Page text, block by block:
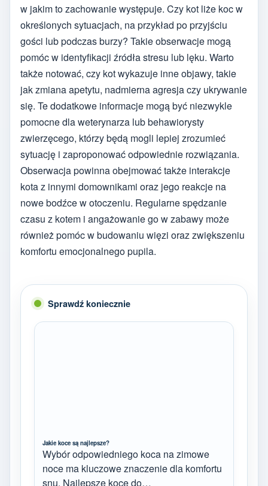
w jakim to zachowanie występuje. Czy kot liże koc w
określonych sytuacjach, na przykład po przyjściu
gości lub podczas burzy? Takie obserwacje mogą
pomóc w identyfikacji źródła stresu lub lęku. Warto
także notować, czy kot wykazuje inne objawy, takie
jak zmiana apetytu, nadmierna agresja czy ukrywanie
się. Te dodatkowe informacje mogą być niezwykle
pomocne dla weterynarza lub behawiorysty
zwierzęcego, którzy będą mogli lepiej zrozumieć
sytuację i zaproponować odpowiednie rozwiązania.
Obserwacja powinna obejmować także interakcje
kota z innymi domownikami oraz jego reakcje na
nowe bodźce w otoczeniu. Regularne spędzanie
czasu z kotem i angażowanie go w zabawy może
również pomóc w budowaniu więzi oraz zwiększeniu
komfortu emocjonalnego pupila.
Sprawdź koniecznie
Jakie koce są najlepsze?
Wybór odpowiedniego koca na zimowe
noce ma kluczowe znaczenie dla komfortu
snu. Najlepsze koce do…